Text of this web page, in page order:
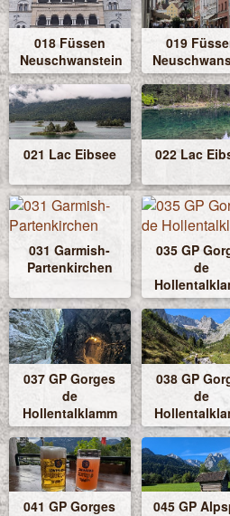
018 Füssen
Neuschwanstein
019
021 Lac Eibsee 022 Lac
031 Garmish-
Partenkirchen
035 GP
de
037 GP Gorges
de
Hollentalklamm
038 GP
de
041 GP Gorges
045 GP